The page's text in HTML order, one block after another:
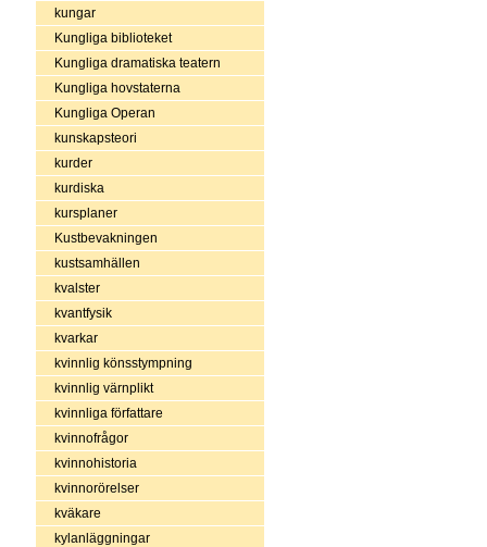
kungar
Kungliga biblioteket
Kungliga dramatiska teatern
Kungliga hovstaterna
Kungliga Operan
kunskapsteori
kurder
kurdiska
kursplaner
Kustbevakningen
kustsamhällen
kvalster
kvantfysik
kvarkar
kvinnlig könsstympning
kvinnlig värnplikt
kvinnliga författare
kvinnofrågor
kvinnohistoria
kvinnorörelser
kväkare
kylanläggningar